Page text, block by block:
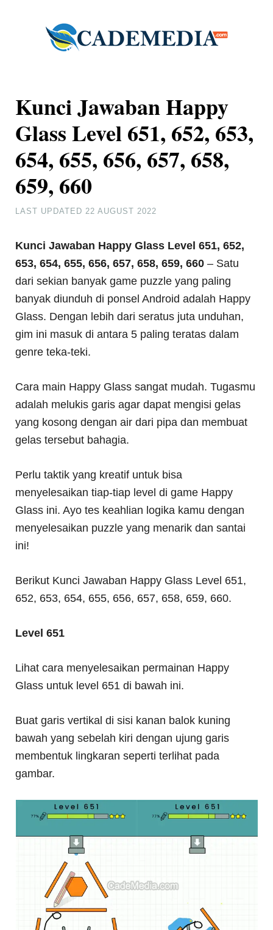
Kunci Jawaban Happy
Glass Level 651, 652, 653,
654, 655, 656, 657, 658,
659, 660
LAST UPDATED22 AUGUST 2022
Kunci Jawaban Happy Glass Level 651, 652,
653, 654, 655, 656, 657, 658, 659, 660 – Satu
dari sekian banyak game puzzle yang paling
banyak diunduh di ponsel Android adalah Happy
Glass. Dengan lebih dari seratus juta unduhan,
gim ini masuk di antara 5 paling teratas dalam
genre teka-teki.
Cara main Happy Glass sangat mudah. Tugasmu
adalah melukis garis agar dapat mengisi gelas
yang kosong dengan air dari pipa dan membuat
gelas tersebut bahagia.
Perlu taktik yang kreatif untuk bisa
menyelesaikan tiap-tiap level di game Happy
Glass ini. Ayo tes keahlian logika kamu dengan
menyelesaikan puzzle yang menarik dan santai
ini!
Berikut Kunci Jawaban Happy Glass Level 651,
652, 653, 654, 655, 656, 657, 658, 659, 660.
Level 651
Lihat cara menyelesaikan permainan Happy
Glass untuk level 651 di bawah ini.
Buat garis vertikal di sisi kanan balok kuning
bawah yang sebelah kiri dengan ujung garis
membentuk lingkaran seperti terlihat pada
gambar.